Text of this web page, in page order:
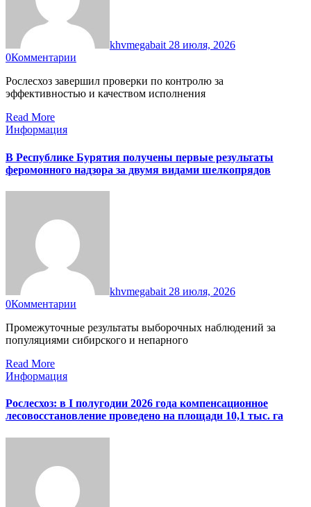
khvmegabait28 июля, 2026
0Комментарии
Рослесхоз завершил проверки по контролю за
эффективностью и качеством исполнения
Read More
Информация
В Республике Бурятия получены первые результаты
феромонного надзора за двумя видами шелкопрядов
khvmegabait 28 июля, 2026
0Комментарии
Промежуточные результаты выборочных наблюдений за
популяциями сибирского и непарного
Read More
Информация
Рослесхоз: в I полугодии 2026 года компенсационное
лесовосстановление проведено на площади 10,1 тыс. га